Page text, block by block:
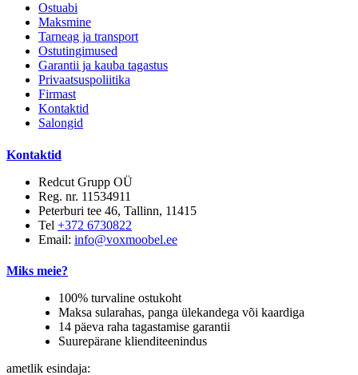
Ostuabi
Maksmine
Tarneag ja transport
Ostutingimused
Garantii ja kauba tagastus
Privaatsuspoliitika
Firmast
Kontaktid
Salongid
Kontaktid
Redcut Grupp OÜ
Reg. nr. 11534911
Peterburi tee 46, Tallinn, 11415
Tel +372 6730822
Email: info@voxmoobel.ee
Miks meie?
100% turvaline ostukoht
Maksa sularahas, panga ülekandega või kaardiga
14 päeva raha tagastamise garantii
Suurepärane klienditeenindus
ametlik esindaja: